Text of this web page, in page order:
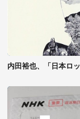
内田裕也、「日本ロ